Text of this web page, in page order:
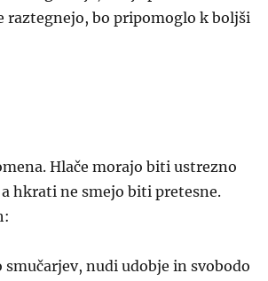
raztegnejo, bo pripomoglo k boljši
Hlače morajo biti ustrezno
hkrati ne smejo biti pretesne.
smučarjev, nudi udobje in svobodo